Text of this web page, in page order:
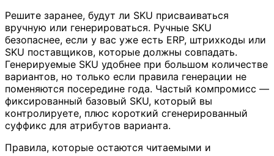
Решите заранее, будут ли SKU присваиваться
вручную или генерироваться. Ручные SKU
безопаснее, если у вас уже есть ERP, штрихкоды или
SKU поставщиков, которые должны совпадать.
Генерируемые SKU удобнее при большом количестве
вариантов, но только если правила генерации не
поменяются посередине года. Частый компромисс —
фиксированный базовый SKU, который вы
контролируете, плюс короткий сгенерированный
суффикс для атрибутов варианта.
Правила, которые остаются читаемыми и